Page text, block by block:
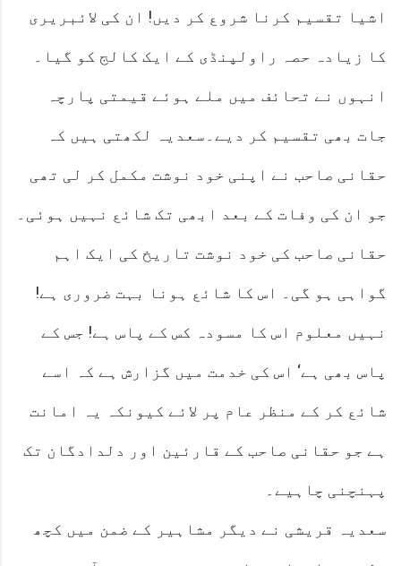
اشیا تقسیم کرنا شروع کر دیں! ان کی لائبریری
کا زیادہ حصہ راولپنڈی کے ایک کالج کو گیا۔
انہوں نے تحائف میں ملے ہوئے قیمتی پارچہ
جات بھی تقسیم کر دیے۔سعدیہ لکھتی ہیں کہ
حقانی صاحب نے اپنی خود نوشت مکمل کر لی تھی
جو ان کی وفات کے بعد ابھی تک شائع نہیں ہوئی۔
حقانی صاحب کی خود نوشت تاریخ کی ایک اہم
گواہی ہو گی۔ اس کا شائع ہونا بہت ضروری ہے!
نہیں معلوم اس کا مسودہ کس کے پاس ہے! جس کے
پاس بھی ہے‘ اس کی خدمت میں گزارش ہے کہ اسے
شائع کر کے منظر عام پر لائے کیونکہ یہ امانت
ہے جو حقانی صاحب کے قارئین اور دلدادگان تک
پہنچنی چاہیے۔
سعدیہ قریشی نے دیگر مشاہیر کے ضمن میں کچھ